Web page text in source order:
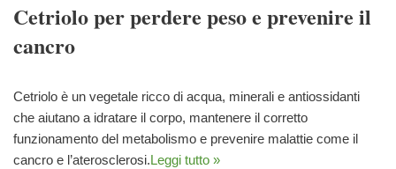
Cetriolo per perdere peso e prevenire il
cancro
Cetriolo è un vegetale ricco di acqua, minerali e antiossidanti
che aiutano a idratare il corpo, mantenere il corretto
funzionamento del metabolismo e prevenire malattie come il
cancro e l’aterosclerosi.Leggi tutto »